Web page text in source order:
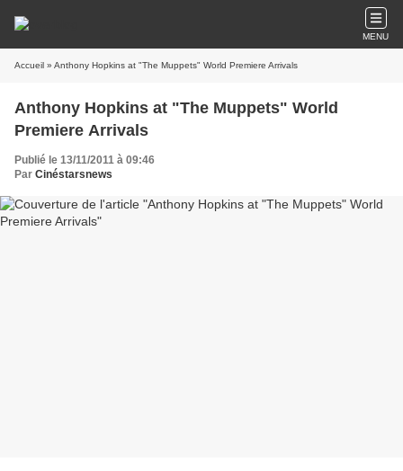
MENU
Accueil » Anthony Hopkins at "The Muppets" World Premiere Arrivals
Anthony Hopkins at "The Muppets" World
Premiere Arrivals
Publié le 13/11/2011 à 09:46
Par Cinéstarsnews